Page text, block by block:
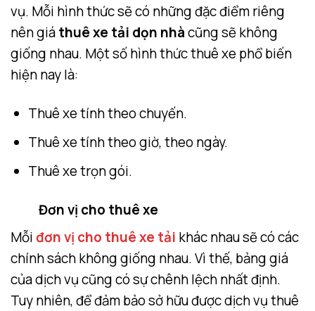
vụ. Mỗi hình thức sẽ có những đặc điểm riêng
nên giáthuê xe tải dọn nhàcũng sẽ không
giống nhau. Một số hình thức thuê xe phổ biến
hiện nay là:
Thuê xe tính theo chuyến.
Thuê xe tính theo giờ, theo ngày.
Thuê xe trọn gói.
Đơn vị cho thuê xe
Mỗiđơn vị cho thuê xe tải khác nhau sẽ có các
chính sách không giống nhau. Vì thế, bảng giá
của dịch vụ cũng có sự chênh lệch nhất định.
Tuy nhiên, để đảm bảo sở hữu được dịch vụ thuê